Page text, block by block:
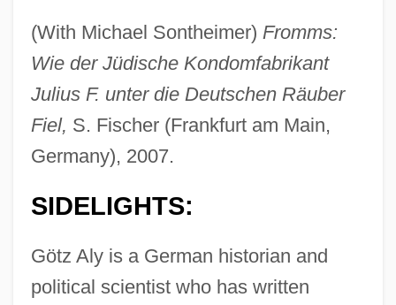
(With Michael Sontheimer) Fromms:
Wie der Jüdische Kondomfabrikant
Julius F. unter die Deutschen Räuber
Fiel, S. Fischer (Frankfurt am Main,
Germany), 2007.
SIDELIGHTS:
Götz Aly is a German historian and
political scientist who has written